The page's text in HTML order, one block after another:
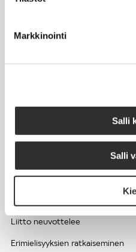
Markkinointi
Salli
Salli
Työttömyys ja lomautukset
Kesätyöntekijän työehdot ja
EDUNVALVONTA
Liitto neuvottelee
Erimielisyyksien ratkaiseminen